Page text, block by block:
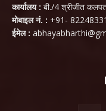
कार्यालय : बी./4 श्रीजीत
मोबाइल नं. : +91-
ईमेल :